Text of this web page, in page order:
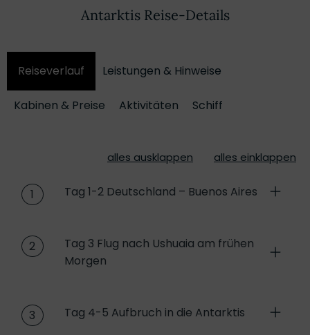
Antarktis Reise-Details
Reiseverlauf Leistungen & Hinweise
Kabinen & Preise Aktivitäten Schiff
alles ausklappen alles einklappen
1 Tag 1-2 Deutschland – Buenos Aires
2
Tag 3 Flug nach Ushuaia am frühen
Morgen
3 Tag 4-5 Aufbruch in die Antarktis